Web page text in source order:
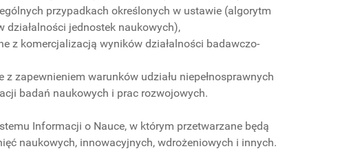
przypadkach określonych w ustawie (algorytm
jednostek naukowych),
z komercjalizacją wyników działalności badawczo-
zapewnieniem warunków udziału niepełnosprawnych
badań naukowych i prac rozwojowych.
Informacji o Nauce, w którym przetwarzane będą
naukowych, innowacyjnych, wdrożeniowych i innych.